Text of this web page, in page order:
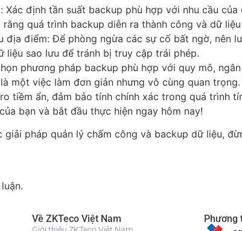
định tần suất backup phù hợp với nhu cầu
quá trình backup diễn ra thành công và dữ
địa điểm: Để phòng ngừa các sự cố bất ngờ, nên
liệu sao lưu để tránh bị truy cập trái phép.
phương pháp backup phù hợp với quy mô,
một việc làm đơn giản nhưng vô cùng quan
tiềm ẩn, đảm bảo tính chính xác trong quá trình
bạn và bắt đầu thực hiện ngay hôm nay!
giải pháp quản lý chấm công và backup dữ liệu,
Về ZKTeco Việt Nam Phương